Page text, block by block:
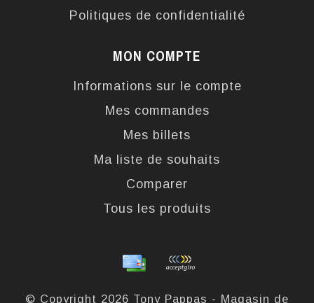
Politiques de confidentialité
MON COMPTE
Informations sur le compte
Mes commandes
Mes billets
Ma liste de souhaits
Comparer
Tous les produits
© Copyright 2026 Tony Pappas - Magasin de